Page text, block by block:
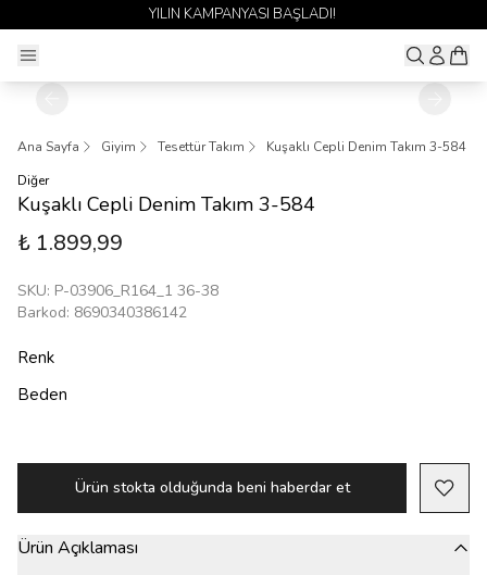
KAMPANYASI BAŞLADI!
Ana Sayfa Giyim Tesettür Takım
Kuşaklı Cepli Denim Takım 3-584
Diğer
Kuşaklı Cepli Denim Takım 3-584
₺ 1.899,99
SKU: P-03906_R164_1 36-38
Barkod: 8690340386142
Renk
Beden
Ürün stokta olduğunda beni haberdar et
Ürün Açıklaması